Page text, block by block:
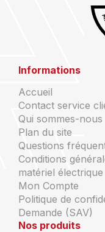
Informations
Accueil
Contact service
Qui sommes-nous
Plan du site
Questions
Conditions
matériel électrique
Mon Compte
Politique de
Demande (SAV)
Nos produits